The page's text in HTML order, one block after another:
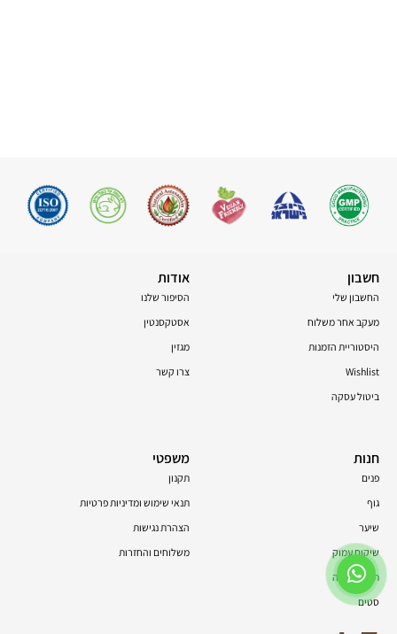
חשבון
החשבון שלי
מעקב אחר משלוח
היסטוריית הזמנות
Wishlist
ביטול עסקה
אודות
הסיפור שלנו
אסטקסנטין
מגזין
צרו קשר
חנות
פנים
גוף
שיער
שיקום עמוק
תוספי תזונה
סטים
משפטי
תקנון
תנאי שימוש ומדיניות פרטיות
הצהרת נגישות
משלוחים והחזרות